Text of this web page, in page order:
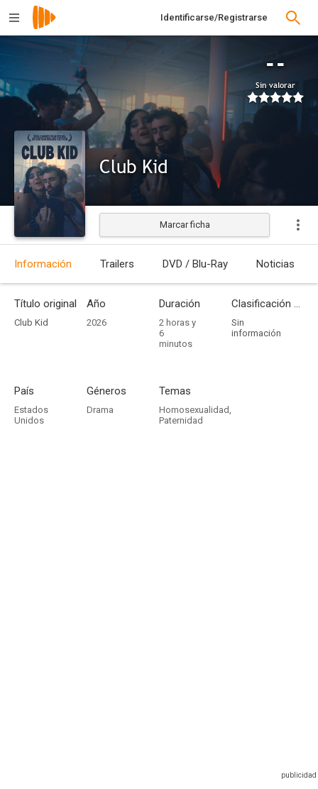
Identificarse/Registrarse
--
Sin valorar
Club Kid
Estrenada
Marcar ficha
Información Trailers DVD / Blu-Ray Noticias
Título original
Club Kid
Año
2026
Duración
2 horas y
6
minutos
Clasificación por edades
Sin
información
País
Estados
Unidos
Géneros
Drama
Temas
Homosexualidad,
Paternidad